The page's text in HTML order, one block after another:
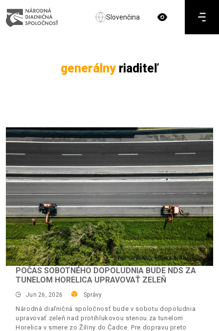
Slovenčina
generálnyriaditeľ
POČAS SOBOTNÉHO DOPOLUDNIA BUDE NDS ZA
TUNELOM HORELICA UPRAVOVAŤ ZELEŇ
Jun 26, 2026 Správy
Národná diaľničná spoločnosť bude v sobotu dopoludnia
upravovať zeleň nad protihlukovou stenou za tunelom
Horelica v smere zo Žiliny do Čadce. Pre dopravu preto